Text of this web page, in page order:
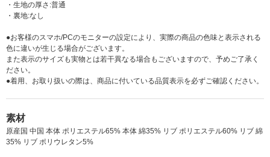
・生地の厚さ:普通
・裏地:なし
●お客様のスマホ/PCのモニターの設定により、実際の商品の色味と表示される
色に違いが生じる場合がございます。
また表示のサイズも実物とは若干異なる場合もございますので、予めご了承く
ださい。
●着用、お取り扱いの際は、商品に付いている品質表示を必ずご確認ください。
素材
原産国 中国 本体 ポリエステル65% 本体 綿35% リブ ポリエステル60% リブ 綿
35% リブ ポリウレタン5%